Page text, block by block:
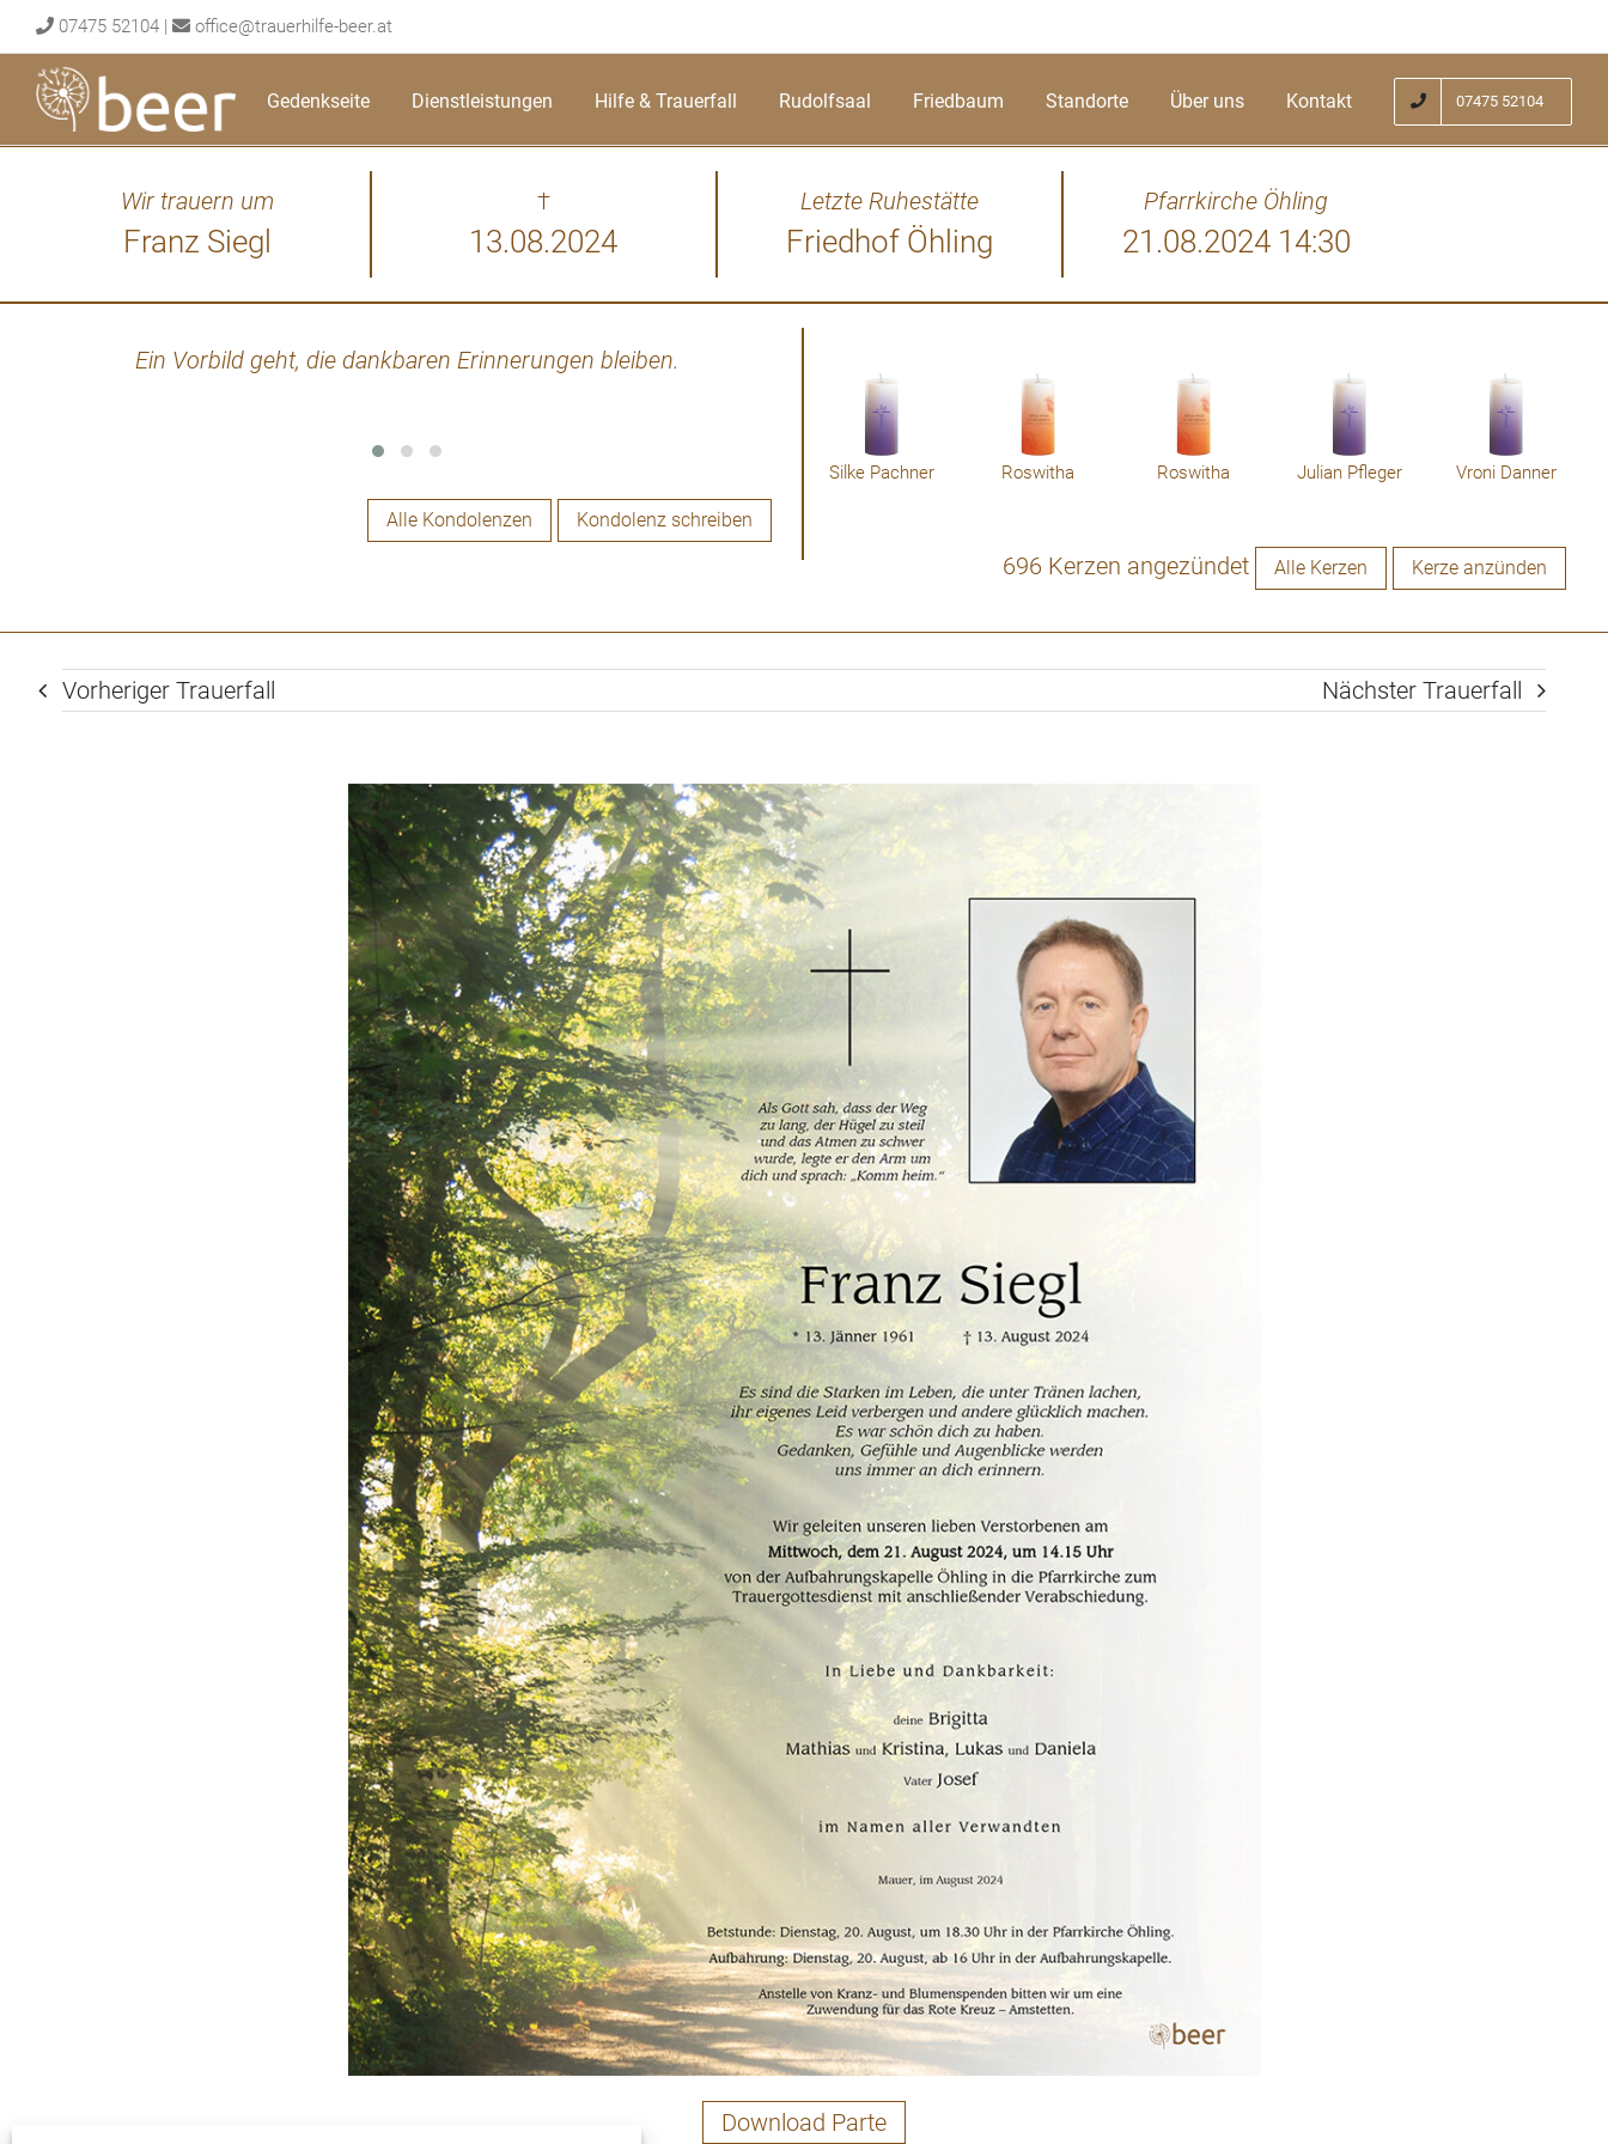
to
content
07475 52104 | office@trauerhilfe-beer.at
Gedenkseite Dienstleistungen Hilfe & Trauerfall Rudolfsaal Friedbaum Standorte Über uns Kontakt 07475 52104
Wir trauern um
Franz Siegl
†
13.08.2024
Letzte Ruhestätte
Friedhof Öhling
Pfarrkirche Öhling
21.08.2024 14:30
Ein Vorbild geht, die dankbaren Erinnerungen bleiben.
erlebt! Liebe Angehörige! Es hat mich erschüttert vom Ableben Hr Sigl
zu erfahren! Da fehlen normalerweise Worte aber er war so stark in
diesem Umfeld
habe Sie
Alle Kondolenzen Kondolenz schreiben
Silke Pachner Roswitha Roswitha Julian Pfleger Vroni Danner
696 Kerzen angezündet Alle Kerzen Kerze anzünden
Vorheriger Trauerfall Nächster Trauerfall
Download Parte